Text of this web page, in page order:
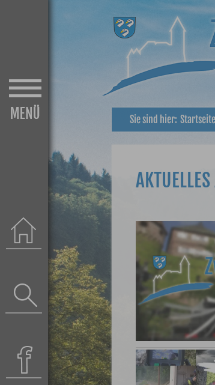
Sie sind hier: Startseite